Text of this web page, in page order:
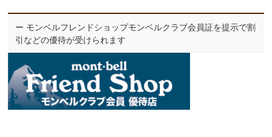
ー モンベルフレンドショップモンベルクラブ会員証を提示で割
引などの優待が受けられます